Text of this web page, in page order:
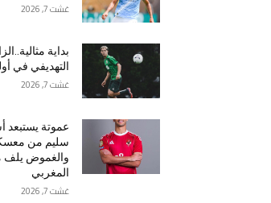
غشت 7, 2026
بداية
التهديفي في
غشت 7, 2026
عموتة
سليم من معسكر
والغموض يلف
المغربي
غشت 7, 2026